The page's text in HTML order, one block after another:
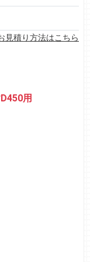
見積り方法はこちら
用